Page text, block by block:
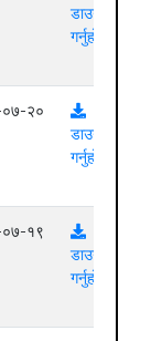
डाउनलोड
गर्नुहोस्
२०
डाउनलोड
गर्नुहोस्
१९
डाउनलोड
गर्नुहोस्